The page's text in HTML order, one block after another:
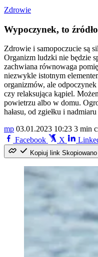
Zdrowie
Wypoczynek, to
Zdrowie i samopoczucie są
Organizm ludzki nie będzie
zachwiana równowaga
niezwykle istotnym
organizmów, ale
czy relaksująca kąpiel.
powietrzu albo w domu.
hałasu, od zgiełku i
mp 03.01.2023 10:23 3 min
Facebook
X
Kopiuj link Skopiowano